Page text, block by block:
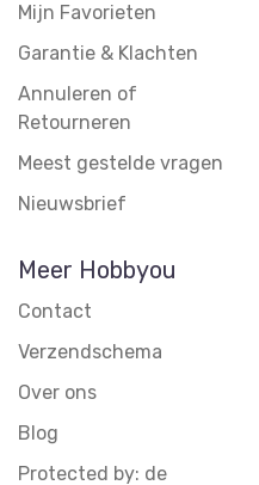
Mijn Favorieten
Garantie & Klachten
Annuleren of
Retourneren
Meest gestelde vragen
Nieuwsbrief
Meer Hobbyou
Contact
Verzendschema
Over ons
Blog
Protected by: de